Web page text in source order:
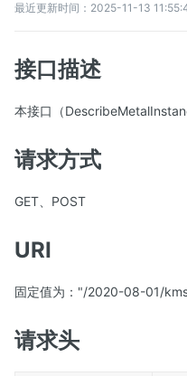
最近更新时间：2025-11-13
接口描述
本接口（
请求方式
GET、POST
URI
固定值为："/2020-08-01/
请求头